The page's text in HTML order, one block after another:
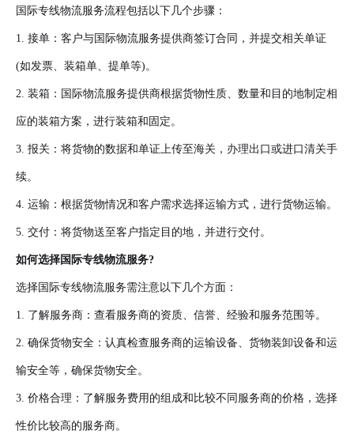
国际专线物流服务流程包括以下几个步骤：
1. 接单：客户与国际物流服务提供商签订合同，并提交相关单证
(如发票、装箱单、提单等)。
2. 装箱：国际物流服务提供商根据货物性质、数量和目的地制定相
应的装箱方案，进行装箱和固定。
3. 报关：将货物的数据和单证上传至海关，办理出口或进口清关手
续。
4. 运输：根据货物情况和客户需求选择运输方式，进行货物运输。
5. 交付：将货物送至客户指定目的地，并进行交付。
如何选择国际专线物流服务?
选择国际专线物流服务需注意以下几个方面：
1. 了解服务商：查看服务商的资质、信誉、经验和服务范围等。
2. 确保货物安全：认真检查服务商的运输设备、货物装卸设备和运
输安全等，确保货物安全。
3. 价格合理：了解服务费用的组成和比较不同服务商的价格，选择
性价比较高的服务商。